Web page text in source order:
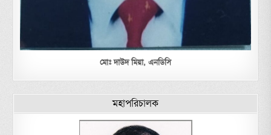
মোঃ দাউদ মিয়া, এনডিসি
মহাপরিচালক